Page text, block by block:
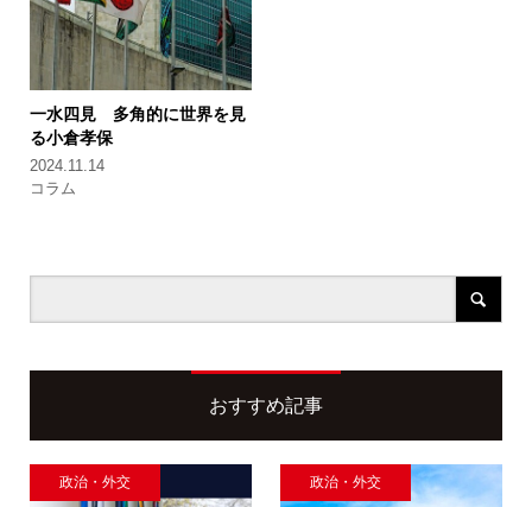
一水四見 多角的に世界を見
る小倉孝保
2024.11.14
コラム
おすすめ記事
政治・外交 政治・外交